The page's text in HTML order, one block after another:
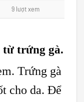
9 lượt xem
từ trứng gà.
Trứng gà
cho da. Để